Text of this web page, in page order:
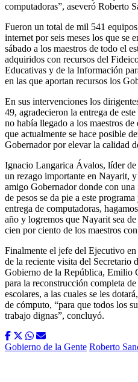
computadoras”, aseveró Roberto
Fueron un total de mil 541
internet por seis meses los que se
sábado a los maestros de todo el
adquiridos con recursos del
Educativas y de la Información
en las que aportan recursos los
En sus intervenciones los
49, agradecieron la entrega de
no había llegado a los maestros
que actualmente se hace posible
Gobernador por elevar la calidad
Ignacio Langarica Ávalos, líder
un rezago importante en Nayarit,
amigo Gobernador donde con
de pesos se da pie a este
entrega de computadoras,
año y logremos que Nayarit sea
cien por ciento de los maestros
Finalmente el jefe del Ejecutivo
de la reciente visita del Secretario
Gobierno de la República, Emilio
para la reconstrucción completa
escolares, a las cuales se les
de cómputo, “para que todos los
trabajo dignas”, concluyó.
Gobierno de la Gente Roberto